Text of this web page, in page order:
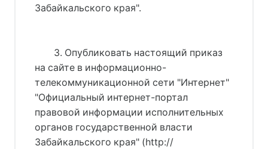
Забайкальского края".
3. Опубликовать настоящий приказ
на сайте в информационно-
телекоммуникационной сети "Интернет"
"Официальный интернет-портал
правовой информации исполнительных
органов государственной власти
Забайкальского края" (http://